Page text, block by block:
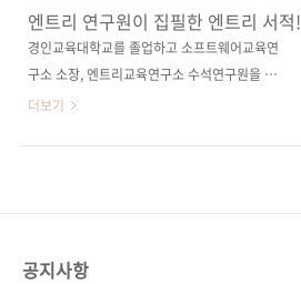
(송상수 저) 쿠카의 코딩 크래프트(최성권 저)
다.https://bit.ly/3ssXp68 한국과학창의재단
주관 2018 우수 SW교육 도서 선정!엔트리 연구
원이자 강사, 초등학교 SW 교과서 저자가 직접
는 소프트웨어 교육의 첫걸음! 도서구매 사이트
(가나다순)[강컴] [교보문고] [도서11번가] [반
엔트리 연구원이 집필한 엔트리 서적!
경인교육대학교를 졸업하고 소프트웨어교육연
구소 소장, 엔트리교육연구소 수석연구원을 거
친 저자가 직접 집필한 엔트리 서적이 출간됩니
출간되네요. 중간에 원고의 전면 수정이 있긴 했
더보기
공지사항